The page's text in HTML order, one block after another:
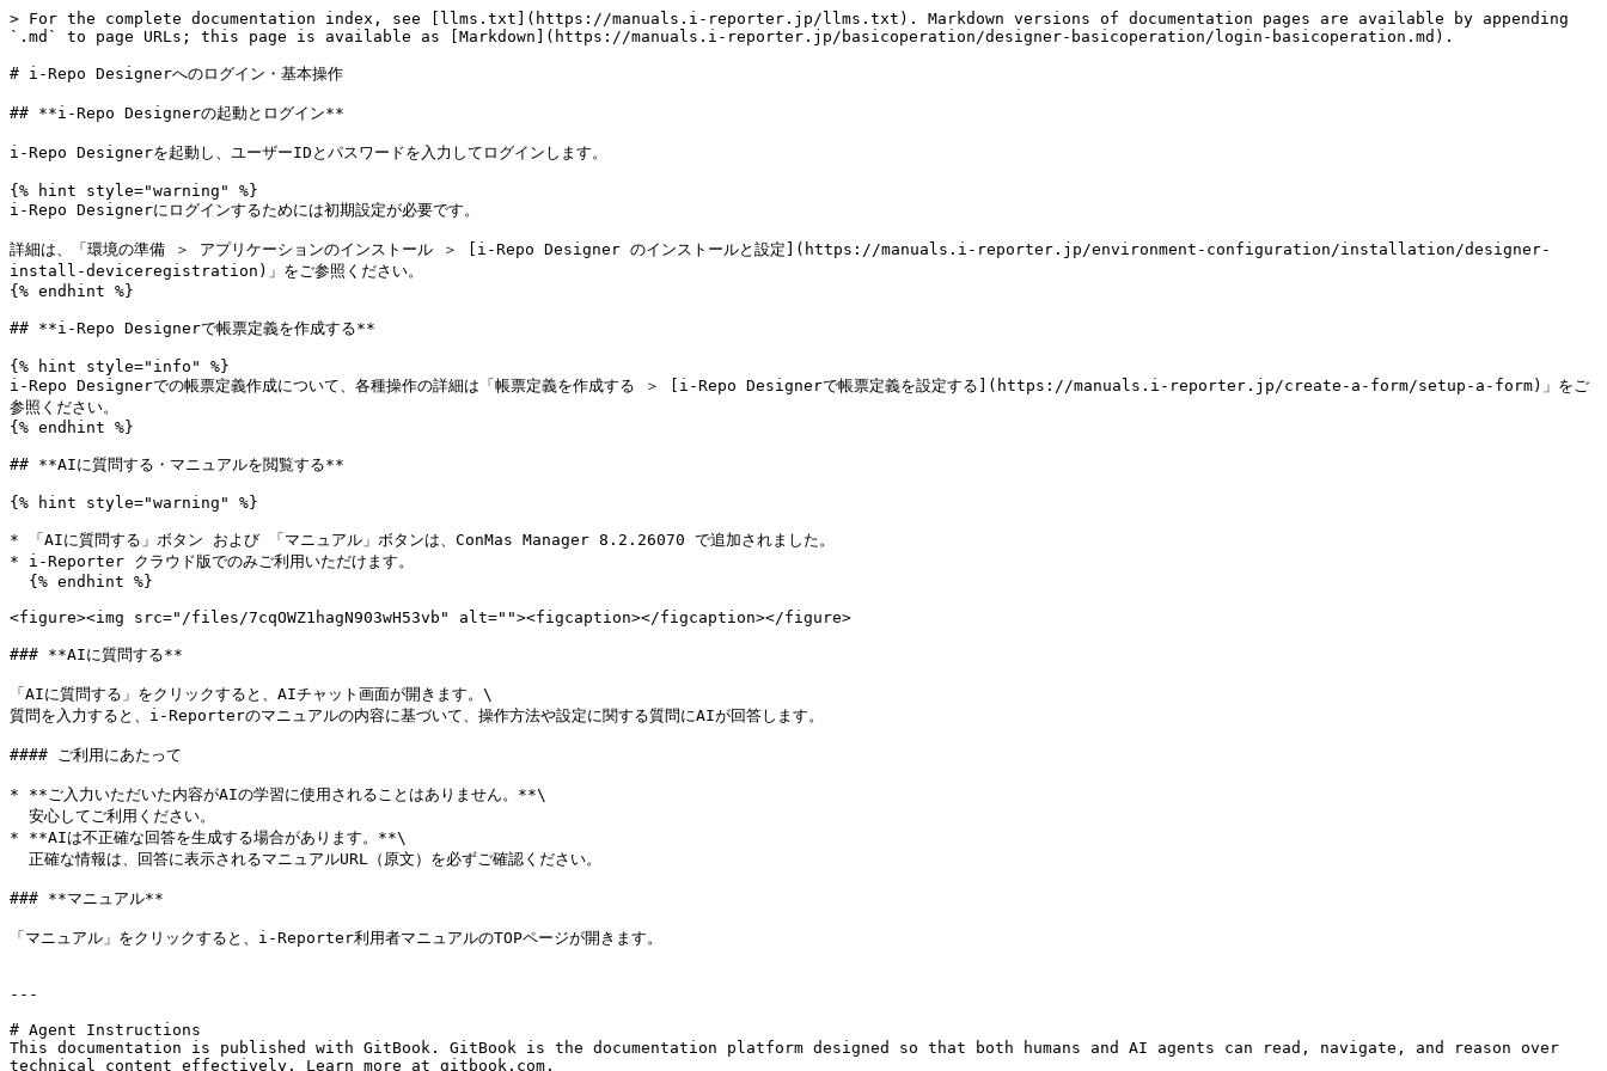
> For the complete documentation index, see [llms.txt](https://manuals.i-reporter.jp/llms.txt). Markdown versions of documentation pages are available by appending
`.md` to page URLs; this page is available as [Markdown](https://manuals.i-reporter.jp/basicoperation/designer-basicoperation/login-basicoperation.md).
# i-Repo Designerへのログイン・基本操作
## **i-Repo Designerの起動とログイン**
i-Repo Designerを起動し、ユーザーIDとパスワードを入力してログインします。
{% hint style="warning" %}
i-Repo Designerにログインするためには初期設定が必要です。
詳細は、「環境の準備 ＞ アプリケーションのインストール ＞ [i-Repo Designer のインストールと設定](https://manuals.i-reporter.jp/environment-configuration/installation/designer-
install-deviceregistration)」をご参照ください。
{% endhint %}
## **i-Repo Designerで帳票定義を作成する**
{% hint style="info" %}
i-Repo Designerでの帳票定義作成について、各種操作の詳細は「帳票定義を作成する ＞ [i-Repo Designerで帳票定義を設定する](https://manuals.i-reporter.jp/create-a-form/setup-a-form)」をご
参照ください。
{% endhint %}
## **AIに質問する・マニュアルを閲覧する**
{% hint style="warning" %}
* 「AIに質問する」ボタン および 「マニュアル」ボタンは、ConMas Manager 8.2.26070 で追加されました。
* i-Reporter クラウド版でのみご利用いただけます。
<figure><img src="/files/7cqOWZ1hagN903wH53vb" alt=""><figcaption></figcaption></figure>
### **AIに質問する**
「AIに質問する」をクリックすると、AIチャット画面が開きます。\
質問を入力すると、i-Reporterのマニュアルの内容に基づいて、操作方法や設定に関する質問にAIが回答します。
#### ご利用にあたって
* **ご入力いただいた内容がAIの学習に使用されることはありません。**\
* **AIは不正確な回答を生成する場合があります。**\
### **マニュアル**
「マニュアル」をクリックすると、i-Reporter利用者マニュアルのTOPページが開きます。
---
# Agent Instructions
This documentation is published with GitBook. GitBook is the documentation platform designed so that both humans and AI agents can read, navigate, and reason over
technical content effectively. Learn more at gitbook.com.